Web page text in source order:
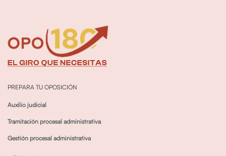
PREPARA TU OPOSICIÓN
Auxilio judicial
Tramitación procesal administrativa
Gestión procesal administrativa